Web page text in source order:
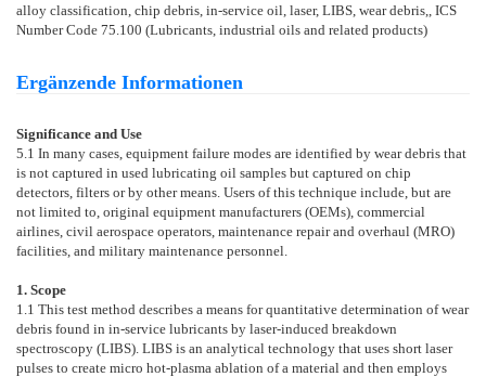
alloy classification, chip debris, in-service oil, laser, LIBS, wear debris,, ICS
Number Code 75.100 (Lubricants, industrial oils and related products)
Ergänzende Informationen
Significance and Use
5.1 In many cases, equipment failure modes are identified by wear debris that
is not captured in used lubricating oil samples but captured on chip
detectors, filters or by other means. Users of this technique include, but are
not limited to, original equipment manufacturers (OEMs), commercial
airlines, civil aerospace operators, maintenance repair and overhaul (MRO)
facilities, and military maintenance personnel.
1. Scope
1.1 This test method describes a means for quantitative determination of wear
debris found in in-service lubricants by laser-induced breakdown
spectroscopy (LIBS). LIBS is an analytical technology that uses short laser
pulses to create micro hot-plasma ablation of a material and then employs